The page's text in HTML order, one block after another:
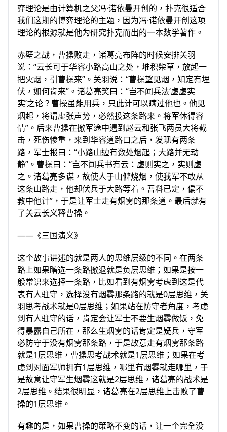
弈理论是由计算机之父冯·诺依曼开创的，扑克很适合
我们这期的博弈理论的主题，因为冯·诺依曼开创这项
理论的根源就是他为研究扑克而出的一本数学著作。
赤壁之战，曹操败走，诸葛亮布阵的时候安排关羽
说：“云长可于华容小路高山之处，堆积柴草，放起一
把火烟，引曹操来”。关羽说：“曹操望见烟，知定有埋
伏，如何肯来”。诸葛亮笑曰：“岂不闻兵法‘虚虚实
实’之论？曹操虽能用兵，只此计可以瞒过他也。他见
烟起，将谓虚张声势，必然投这条路来。将军休得容
情”。后来曹操在撤军途中遇到赵云和张飞两员大将截
击，死伤惨重，来到华容道路口之后，发现有两条
路，军士报曰：“小路山边有数处烟起；大路并无动
静”。曹操曰：“岂不闻兵书有云：虚则实之，实则虚
之。诸葛亮多谋，故使人于山僻烧烟，使我军不敢从
这条山路走，他却伏兵于大路等着。吾料已定，偏不
教中他计”，于是让军士走有烟雾的那条道。最后就有
了关云长义释曹操。
——《三国演义》
这个故事讲述的就是两人的思维层级的不同。在两条
路上如果瞎选一条路撤退就是负层思维；如果是按一
般常识来选择一条路，比如看到有烟雾考虑到这是代
表有人驻守，选择没有烟雾那条路的就是0层思维，关
羽思考战术就是0层思维；如果站在防守者角度，考虑
到有人驻守的话，肯定会让军士不要生烟雾做饭，免
得暴露自己所在，那么生烟雾的话肯定是疑兵，守军
必防守于没有烟雾那条路，于是故意走有烟雾那条路
就是1层思维，曹操思考战术就是1层思维；如果在考
虑到对面军师拥有1层思维，哪里有烟雾就走哪里，于
是故意让守军生烟雾这就是2层思维，诸葛亮的战术是
2层思维。结果很明显，诸葛亮在2层思维上击败了曹
操的1层思维。
有趣的是，如果曹操的策略不变的话，让一个完全没